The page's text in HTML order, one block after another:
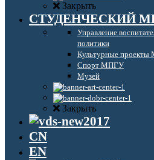
Закрыть
СТУДЕНЧЕСКИЙ
Управление
политики
Культурные
Спорт МПГУ
Музей
Закрыть
CN
EN